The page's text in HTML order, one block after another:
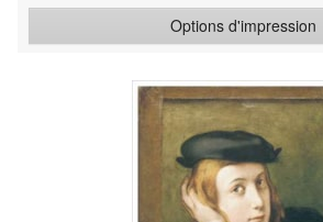
Options d'impression